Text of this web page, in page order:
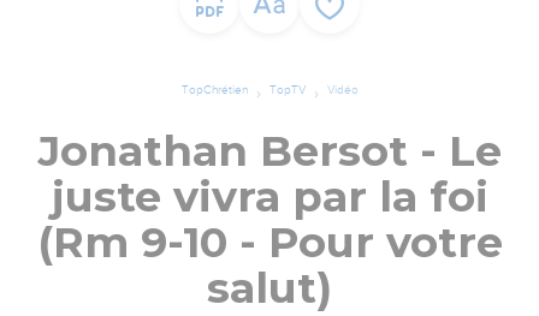
TopChrétien TopTV Vidéo
Jonathan Bersot - Le
juste vivra par la foi
(Rm 9-10 - Pour votre
salut)